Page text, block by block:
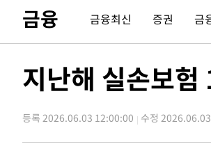
-7577초 전 >
"韓 외환시장 개입 관측 배경엔
-7404초 전 >'월드컵 탈락 후폭풍' 축구협회
-6806초 전 >[속보]종합특검, 대검 추가 압수
-2831초 전 >[속보]코스피, 301.88포인트
-2696초 전 >[속보]원·달러 환율, 0.7원 내린
금융 금융최신 증권 금
지난해 실손보
등록 2026.06.03 12:00:00 수정